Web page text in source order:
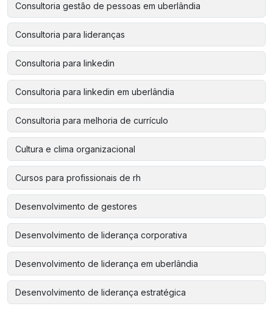
Consultoria gestão de pessoas em uberlândia
Consultoria para lideranças
Consultoria para linkedin
Consultoria para linkedin em uberlândia
Consultoria para melhoria de currículo
Cultura e clima organizacional
Cursos para profissionais de rh
Desenvolvimento de gestores
Desenvolvimento de liderança corporativa
Desenvolvimento de liderança em uberlândia
Desenvolvimento de liderança estratégica